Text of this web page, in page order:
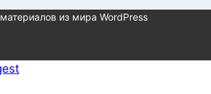
из мира WordPress